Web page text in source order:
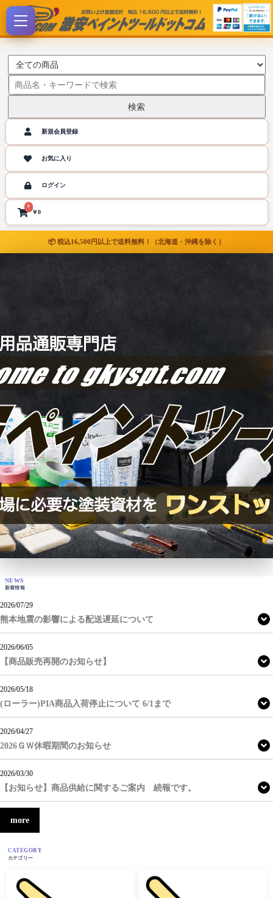
検索
新規会員登録
お気に入り
ログイン
0
￥0
📦 税込16,500円以上で送料無料！（北海道・沖縄を除く）
NEWS
新着情報
2026/07/29
熊本地震の影響による配送遅延について
2026/06/05
【商品販売再開のお知らせ】
2026/05/18
(ローラー)PIA商品入荷停止について 6/1まで
2026/04/27
2026ＧＷ休暇期間のお知らせ
2026/03/30
【お知らせ】商品供給に関するご案内 続報です。
more
CATEGORY
カテゴリー